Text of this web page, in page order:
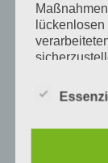
Schutz
frei,